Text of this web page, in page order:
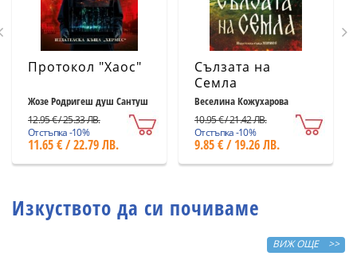
Протокол "Хаос"
Жозе Родригеш душ Сантуш
12.95 € / 25.33 ЛВ.
Отстъпка -10%
11.65 € / 22.79 ЛВ.
Сълзата на
Семла
Веселина Кожухарова
10.95 € / 21.42 ЛВ.
Отстъпка -10%
9.85 € / 19.26 ЛВ.
Изкуството да си почиваме
ВИЖ ОЩЕ >>